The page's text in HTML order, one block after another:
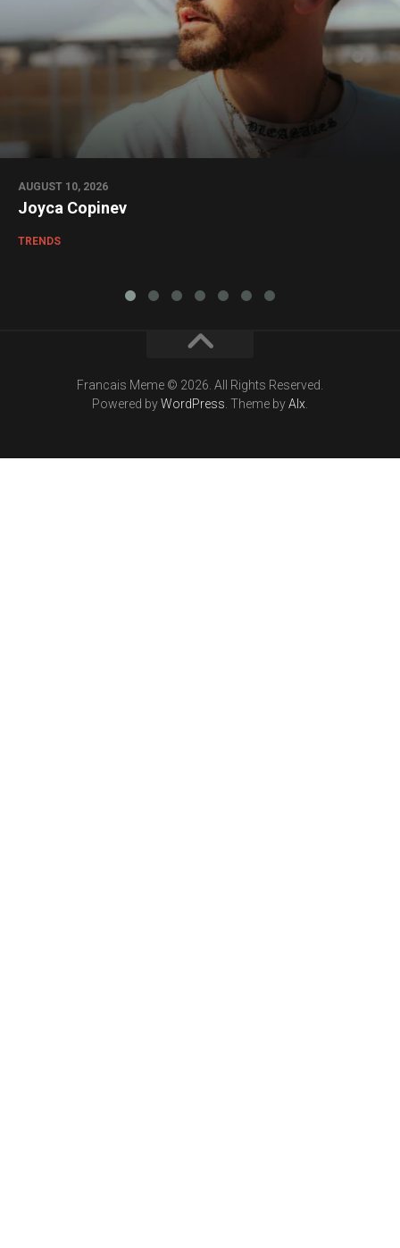
AUGUST 10, 2026
Joyca Copinev
TRENDS
Francais Meme © 2026. All Rights Reserved.
Powered byWordPress . Theme byAlx